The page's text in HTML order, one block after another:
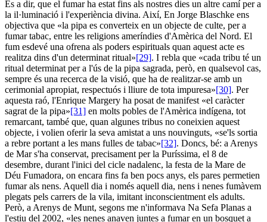
És a dir, que el fumar ha estat fins als nostres dies un altre camí per a
la il·luminació i l'experiència divina. Així, En Jorge Blaschke ens
objectiva que «la pipa es converteix en un objecte de culte, per a
fumar tabac, entre les religions ameríndies d'Amèrica del Nord. El
fum esdevé una ofrena als poders espirituals quan aquest acte es
realitza dins d'un determinat ritual»[29]. I rebla que «cada tribu té un
ritual determinat per a l'ús de la pipa sagrada, però, en qualsevol cas,
sempre és una recerca de la visió, que ha de realitzar-se amb un
cerimonial apropiat, respectuós i lliure de tota impuresa»[30]. Per
aquesta raó, l'Enrique Margery ha posat de manifest «el caràcter
sagrat de la pipa»[31] en molts pobles de l'Amèrica indígena, tot
remarcant, també que, quan algunes tribus no coneixien aquest
objecte, i volien oferir la seva amistat a uns nouvinguts, «se'ls sortia
a rebre portant a les mans fulles de tabac»[32]. Doncs, bé: a Arenys
de Mar s'ha conservat, precisament per la Puríssima, el 8 de
desembre, durant l'inici del cicle nadalenc, la festa de la Mare de
Déu Fumadora, on encara fins fa ben pocs anys, els pares permetien
fumar als nens. Aquell dia i només aquell dia, nens i nenes fumàvem
plegats pels carrers de la vila, imitant inconscientment els adults.
Però, a Arenys de Munt, segons me n'informava Na Sefa Planas a
l'estiu del 2002, «les nenes anaven juntes a fumar en un bosquet a